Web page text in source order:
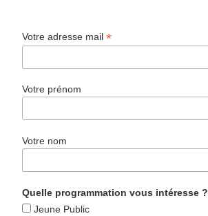
Votre adresse mail*
Votre prénom
Votre nom
Quelle programmation vous intéresse ?
Jeune Public